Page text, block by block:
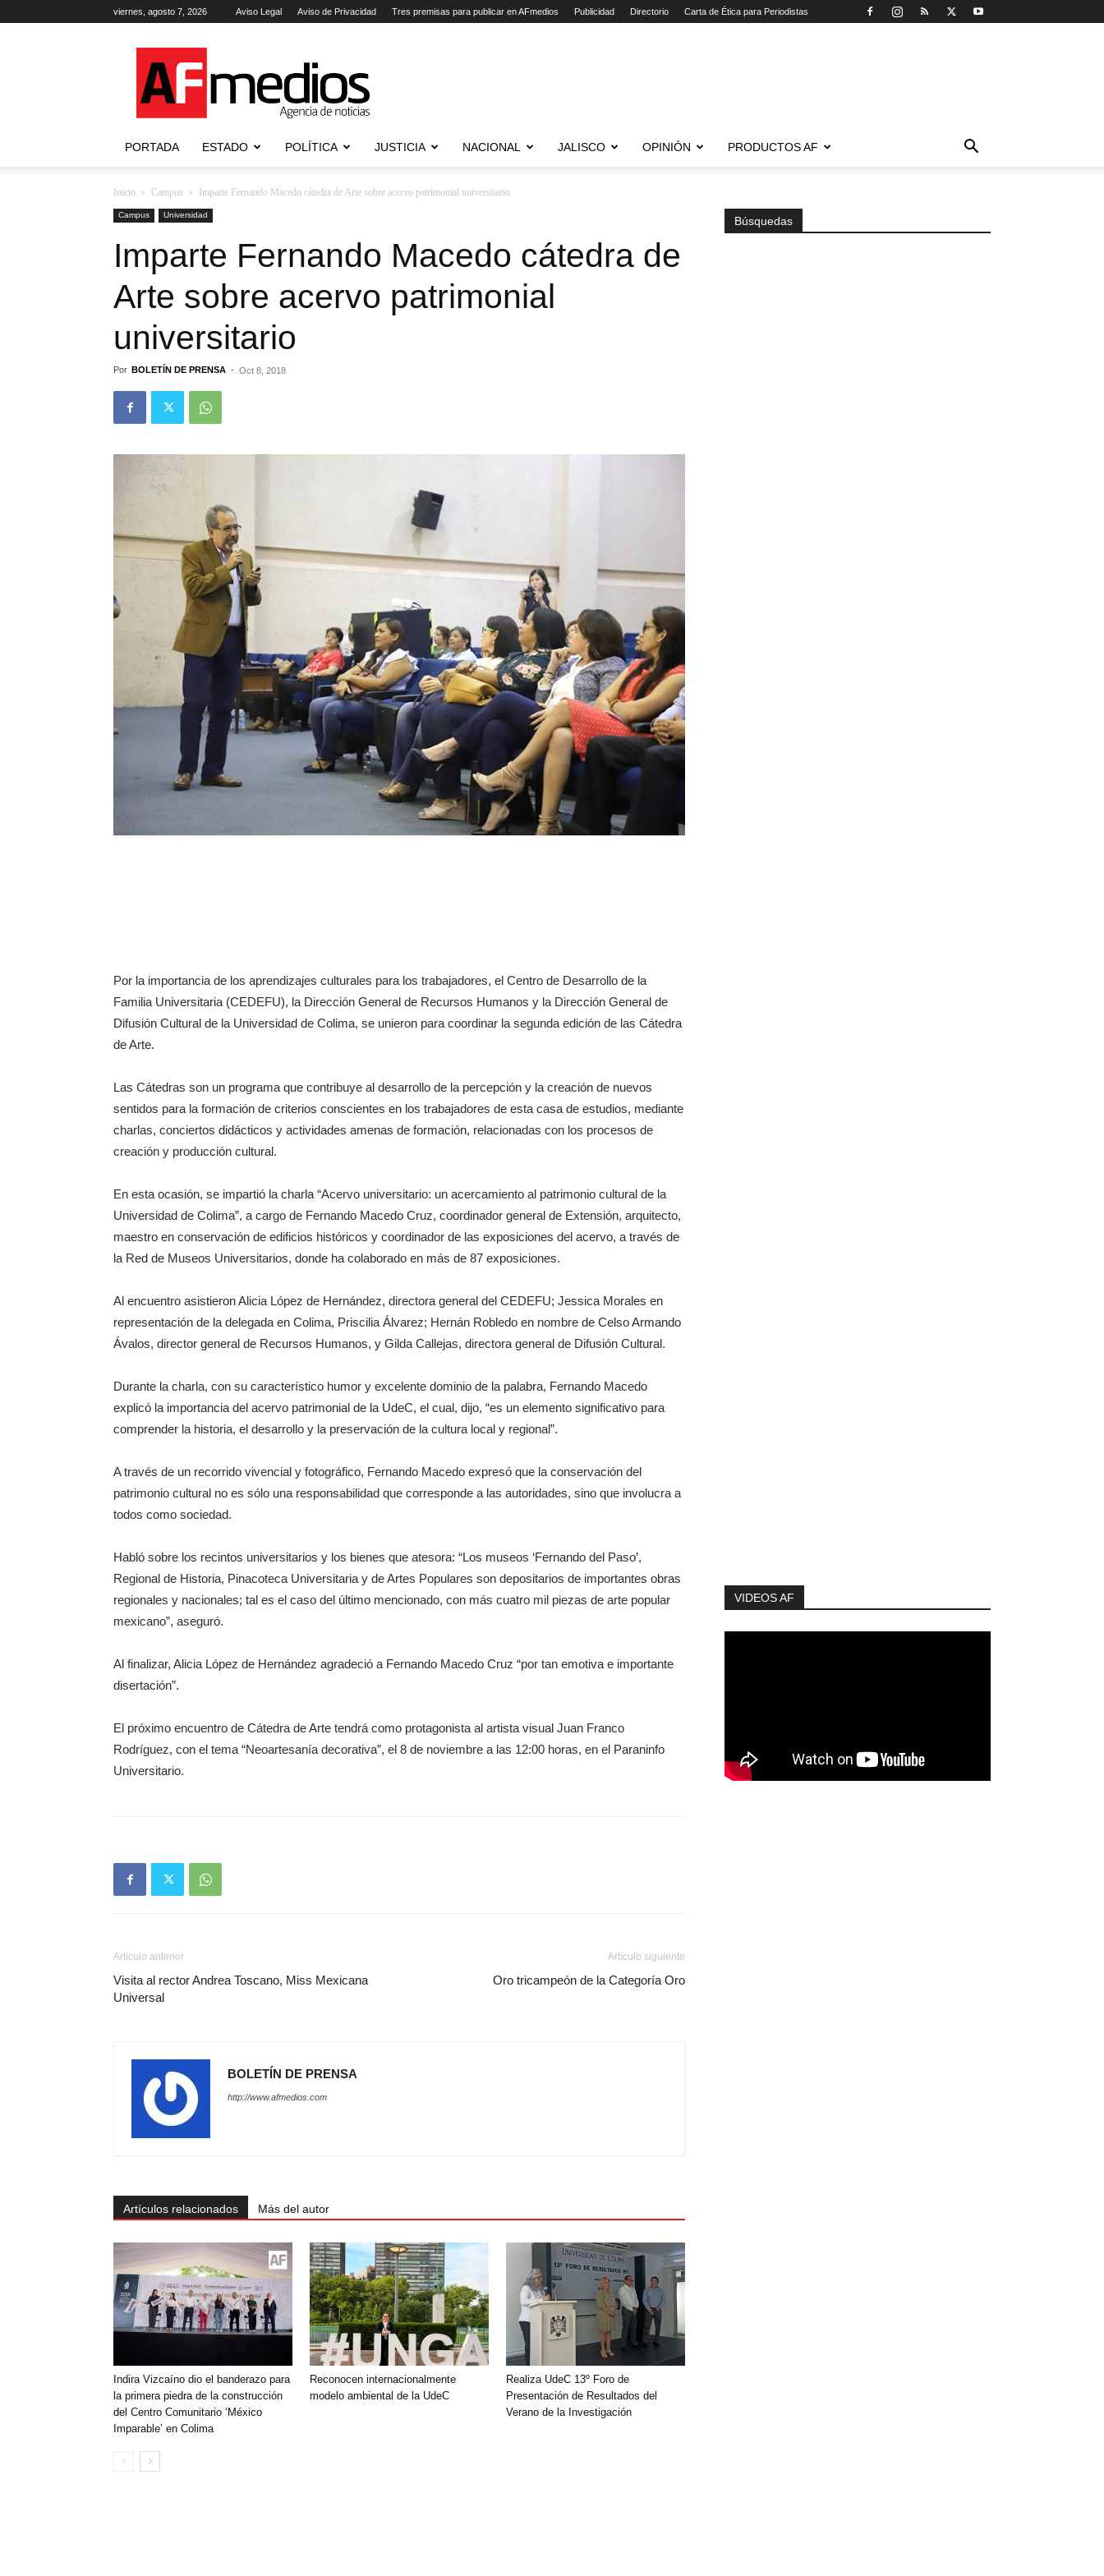
viernes, agosto 7, 2026 Aviso Legal Aviso de Privacidad Tres premisas para publicar en AFmedios Publicidad Directorio Carta de Ética para Periodistas
Agencia
de
Noticias
PORTADA ESTADO POLÍTICA JUSTICIA NACIONAL JALISCO OPINIÓN PRODUCTOS AF
Inicio Campus Imparte Fernando Macedo cátedra de Arte sobre acervo patrimonial universitario
Campus Universidad
Imparte Fernando Macedo cátedra de
Arte sobre acervo patrimonial
universitario
Por BOLETÍN DE PRENSA - Oct 8, 2018
Por la importancia de los aprendizajes culturales para los trabajadores, el Centro de Desarrollo de la
Familia Universitaria (CEDEFU), la Dirección General de Recursos Humanos y la Dirección General de
Difusión Cultural de la Universidad de Colima, se unieron para coordinar la segunda edición de las Cátedra
de Arte.
Las Cátedras son un programa que contribuye al desarrollo de la percepción y la creación de nuevos
sentidos para la formación de criterios conscientes en los trabajadores de esta casa de estudios, mediante
charlas, conciertos didácticos y actividades amenas de formación, relacionadas con los procesos de
creación y producción cultural.
En esta ocasión, se impartió la charla “Acervo universitario: un acercamiento al patrimonio cultural de la
Universidad de Colima”, a cargo de Fernando Macedo Cruz, coordinador general de Extensión, arquitecto,
maestro en conservación de edificios históricos y coordinador de las exposiciones del acervo, a través de
la Red de Museos Universitarios, donde ha colaborado en más de 87 exposiciones.
Al encuentro asistieron Alicia López de Hernández, directora general del CEDEFU; Jessica Morales en
representación de la delegada en Colima, Priscilia Álvarez; Hernán Robledo en nombre de Celso Armando
Ávalos, director general de Recursos Humanos, y Gilda Callejas, directora general de Difusión Cultural.
Durante la charla, con su característico humor y excelente dominio de la palabra, Fernando Macedo
explicó la importancia del acervo patrimonial de la UdeC, el cual, dijo, “es un elemento significativo para
comprender la historia, el desarrollo y la preservación de la cultura local y regional”.
A través de un recorrido vivencial y fotográfico, Fernando Macedo expresó que la conservación del
patrimonio cultural no es sólo una responsabilidad que corresponde a las autoridades, sino que involucra a
todos como sociedad.
Habló sobre los recintos universitarios y los bienes que atesora: “Los museos ‘Fernando del Paso’,
Regional de Historia, Pinacoteca Universitaria y de Artes Populares son depositarios de importantes obras
regionales y nacionales; tal es el caso del último mencionado, con más cuatro mil piezas de arte popular
mexicano”, aseguró.
Al finalizar, Alicia López de Hernández agradeció a Fernando Macedo Cruz “por tan emotiva e importante
disertación”.
El próximo encuentro de Cátedra de Arte tendrá como protagonista al artista visual Juan Franco
Rodríguez, con el tema “Neoartesanía decorativa”, el 8 de noviembre a las 12:00 horas, en el Paraninfo
Universitario.
Artículo anterior
Visita al rector Andrea Toscano, Miss Mexicana
Universal
Artículo siguiente
Oro tricampeón de la Categoría Oro
BOLETÍN DE PRENSA
http://www.afmedios.com
Artículos relacionados Más del autor
Indira Vizcaíno dio el banderazo para
la primera piedra de la construcción
del Centro Comunitario ‘México
Imparable’ en Colima
Reconocen internacionalmente
modelo ambiental de la UdeC
Realiza UdeC 13º Foro de
Presentación de Resultados del
Verano de la Investigación
Búsquedas
VIDEOS AF